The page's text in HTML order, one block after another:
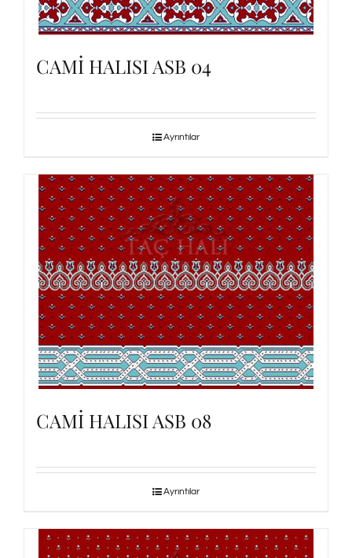
CAMİ HALISI ASB 04
Ayrıntılar
CAMİ HALISI ASB 08
Ayrıntılar